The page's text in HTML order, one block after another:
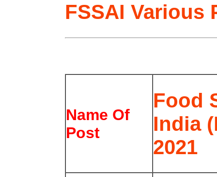
FSSAI Various
Name Of
Post
Food
India
2021